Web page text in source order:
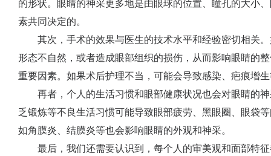
的形状。眼睛的神采更多地是由眼球的位置、瞳孔的大小
素共同决定的。
其次，手术的效果与医生的技术水平和经验密切相关。
形态不自然，或者造成眼部组织的损伤，从而影响眼睛的
重要因素。如果术后护理不当，可能会导致感染、疤痕增
再者，个人的生活习惯和眼部健康状况也会对眼睛的神
乏锻炼等不良生活习惯可能导致眼部疲劳、黑眼圈、眼袋
如角膜炎、结膜炎等也会影响眼睛的外观和神采。
最后，我们还需要认识到，每个人的审美观和面部特征